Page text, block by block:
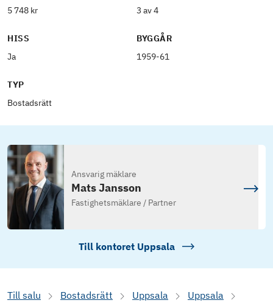
5 748 kr
3 av 4
HISS
Ja
BYGGÅR
1959-61
TYP
Bostadsrätt
Ansvarig mäklare
Mats Jansson
Fastighetsmäklare / Partner
Till kontoret Uppsala
Till salu Bostadsrätt Uppsala
Uppsala